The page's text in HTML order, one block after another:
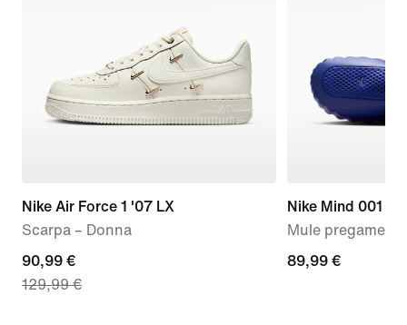
Nike Air Force 1 '07 LX
Scarpa – Donna
current
price
90,99 €
129,99 €
Nike Mind 001
Mule pregame –
89,99
89,99 €